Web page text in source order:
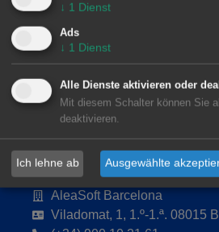
AleaSoft Barcelona
Viladomat, 1, 1.º-1.ª. 08015
↓ 1 Dienst
Ads
↓ 1 Dienst
Alle Dienste aktivieren oder
Mit diesem Schalter können Sie
deaktivieren.
Ich lehne ab Ausgewählte